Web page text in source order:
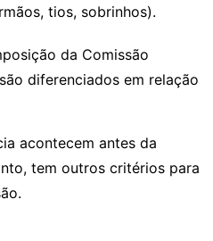
tios, sobrinhos).
da Comissão
diferenciados em relação
acontecem antes da
tem outros critérios para